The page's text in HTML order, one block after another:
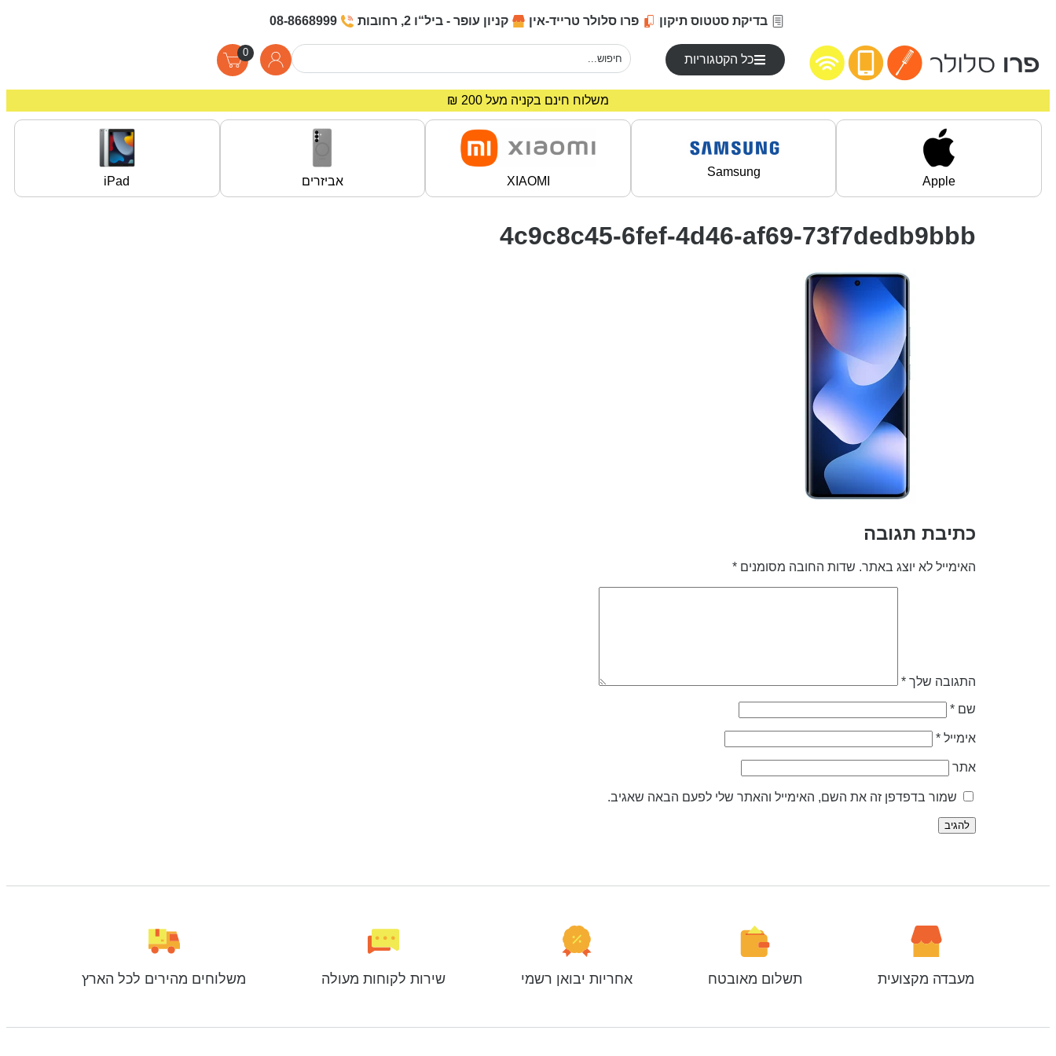
בדיקת סטטוס תיקון פרו סלולר טרייד-אין קניון עופר - ביל“ו 2, רחובות 08-8668999
כל הקטגוריות
0
משלוח חינם בקניה מעל 200 ₪
מחירים מיוחדים לרוכשים באתר!
Apple
Samsung
XIAOMI אביזרים iPad
4c9c8c45-6fef-4d46-af69-73f7dedb9bbb
כתיבת תגובה
האימייל לא יוצג באתר. שדות החובה מסומנים *
התגובה שלך *
שם *
אימייל *
אתר
שמור בדפדפן זה את השם, האימייל והאתר שלי לפעם הבאה שאגיב.
מעבדה מקצועית תשלום מאובטח אחריות יבואן רשמי שירות לקוחות מעולה משלוחים מהירים לכל הארץ